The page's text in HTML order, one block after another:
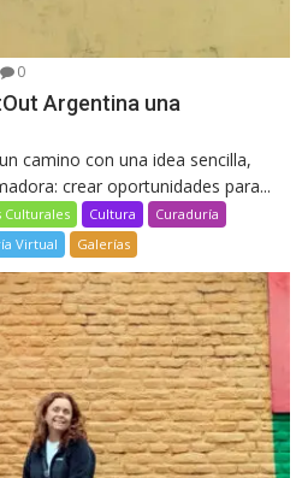
0
Argentina una
camino con una idea sencilla,
crear oportunidades para...
Culturales Cultura
Curaduría
Virtual Galerías